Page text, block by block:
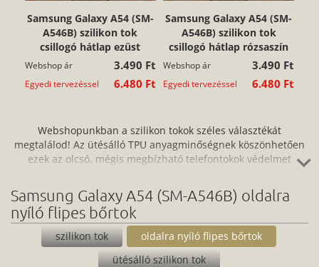
Samsung Galaxy A54 (SM-
A546B) szilikon tok
csillogó hátlap ezüst
Webshop ár 3.490 Ft
Egyedi tervezéssel 6.480 Ft
Samsung Galaxy A54 (SM-
A546B) szilikon tok
csillogó hátlap rózsaszín
Webshop ár 3.490 Ft
Egyedi tervezéssel 6.480 Ft
Webshopunkban a szilikon tokok széles választékát
megtalálod! Az ütésálló TPU anyagminőségnek köszönhetően
ezek az olcsó, mégis megbízható telefontokok védelmet
miközben a szilikon nagyfokú rugalmassága miatt tökéletesen
illeszkednek a készülékedre. Nagyon könnyen és egyszerűen
fel tudod helyezni az okostelefonra, és ugyanilyen gyors az
eltávolítása is. Ideális választás, ha saját magadnak terveznél
tokot, hiszen a teljes hátlapfelület nyomtatható.
Samsung Galaxy A54 (SM-A546B) oldalra
nyíló flipes bőrtok
szilikon tok
oldalra nyíló flipes bőrtok
ütésálló szilikon tok